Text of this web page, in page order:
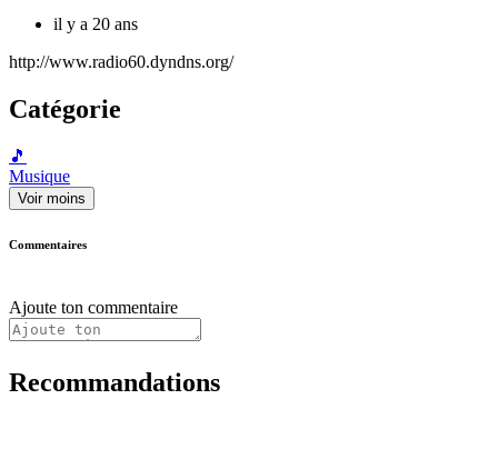
il y a 20 ans
http://www.radio60.dyndns.org/
Catégorie
🎵
Musique
Voir moins
Commentaires
Ajoute ton commentaire
Recommandations